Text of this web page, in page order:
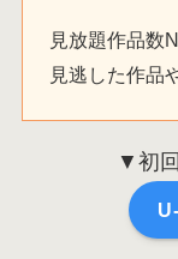
見放題作品数
見逃した作品
▼初